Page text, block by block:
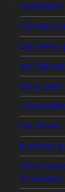
Canciones
Los novios
Ser
Amor, pero
Las chicas
lo mismo
Telcel
de internet